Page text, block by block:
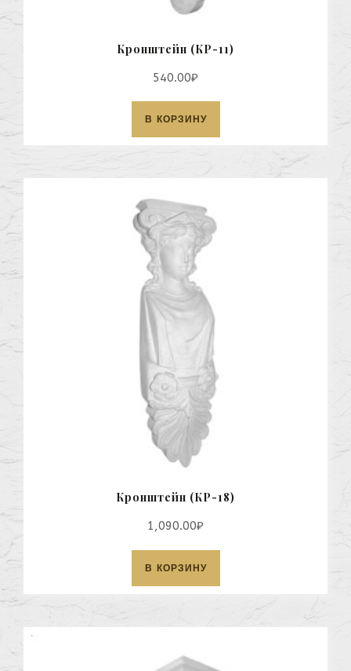
Кронштейн (КР-11)
540.00₽
В КОРЗИНУ
Кронштейн (КР-18)
1,090.00₽
В КОРЗИНУ